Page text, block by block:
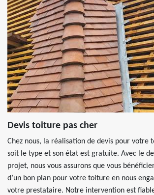
Devis toiture pas cher
Chez nous, la réalisation de devis pour votre
soit le type et son état est gratuite. Avec le
projet, nous vous assurons que vous
d’un bon plan pour votre toiture en nous
votre prestataire. Notre intervention est